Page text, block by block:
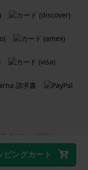
ピングカート
イバシーポリシー
ップ